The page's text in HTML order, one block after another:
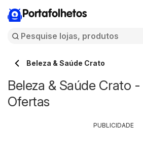
Portafolhetos
Beleza & Saúde Crato
Beleza & Saúde Crato
Ofertas
PUBLICIDADE